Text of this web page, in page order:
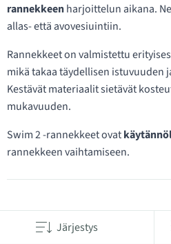
rannekkeenharjoittelun aikana.
allas- että avovesiuintiin.
Rannekkeet on valmistettu
mikä takaa täydellisen istuvuuden
Kestävät materiaalit sietävät
mukavuuden.
Swim 2 -rannekkeet ovat
rannekkeen vaihtamiseen.
Järjestys